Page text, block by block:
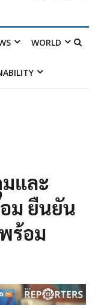
WORLD
และ
ม ยืนยัน
ร้อม